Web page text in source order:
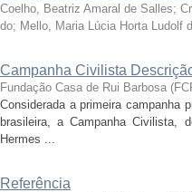
Coelho, Beatriz Amaral de Salles;
do; Mello, Maria Lúcia Horta Ludolf
Campanha Civilista
Fundação Casa de Rui Barbosa (
Considerada a primeira campanha
brasileira, a Campanha Civilista,
Hermes ...
Referência